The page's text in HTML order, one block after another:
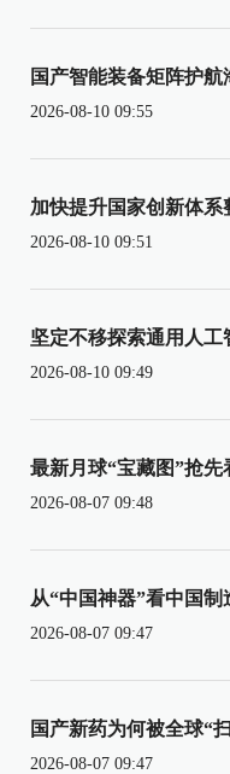
国产智能装备矩阵护航
2026-08-10 09:55
加快提升国家创新体系
2026-08-10 09:51
坚定不移探索通用人
2026-08-10 09:49
最新月球“宝藏图”抢先
2026-08-07 09:48
从“中国神器”看中国制
2026-08-07 09:47
国产新药为何被全球“
2026-08-07 09:47